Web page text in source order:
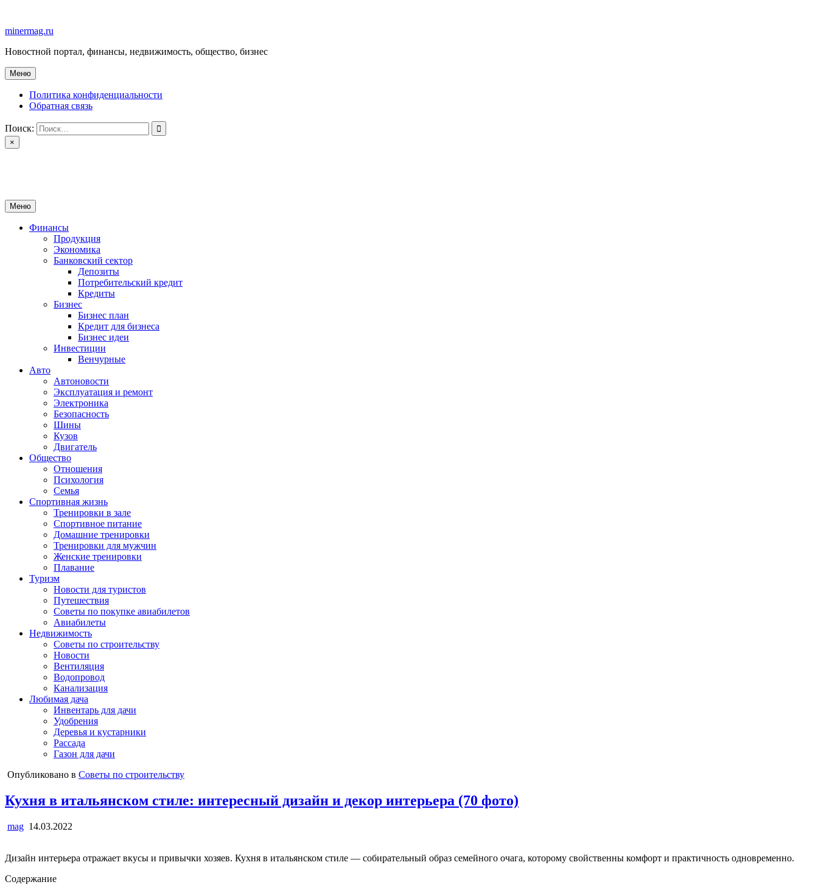
содержимому
minermag.ru
Новостной портал, финансы, недвижимость, общество, бизнес
Меню
Политика конфиденциальности
Обратная связь
Поиск:
×
Меню
Финансы
Продукция
Экономика
Банковский сектор
Депозиты
Потребительский кредит
Кредиты
Бизнес
Бизнес план
Кредит для бизнеса
Бизнес идеи
Инвестиции
Венчурные
Авто
Автоновости
Эксплуатация и ремонт
Электроника
Безопасность
Шины
Кузов
Двигатель
Общество
Отношения
Психология
Семья
Спортивная жизнь
Тренировки в зале
Спортивное питание
Домашние тренировки
Тренировки для мужчин
Женские тренировки
Плавание
Туризм
Новости для туристов
Путешествия
Советы по покупке авиабилетов
Авиабилеты
Недвижимость
Советы по строительству
Новости
Вентиляция
Водопровод
Канализация
Любимая дача
Инвентарь для дачи
Удобрения
Деревья и кустарники
Рассада
Газон для дачи
Опубликовано в Советы по строительству
Кухня в итальянском стиле: интересный дизайн и декор интерьера (70 фото)
mag 14.03.2022
Дизайн интерьера отражает вкусы и привычки хозяев. Кухня в итальянском стиле — собирательный образ семейного очага, которому свойственны комфорт и практичность одновременно.
Содержание